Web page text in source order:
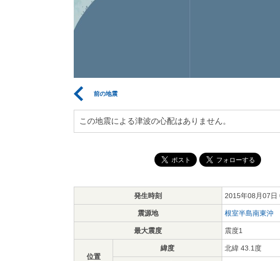
前の地震
この地震による津波の心配はありません。
発生時刻 2015年08月07日
震源地 根室半島南東沖
最大震度 震度1
位置
緯度 北緯 43.1度